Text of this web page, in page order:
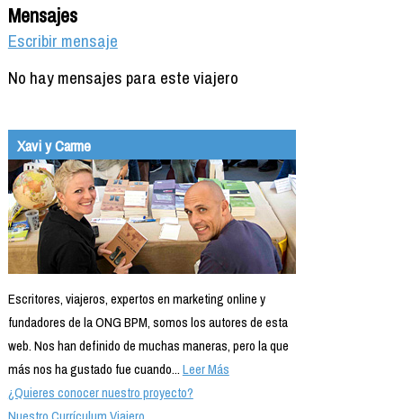
Mensajes
Escribir mensaje
No hay mensajes para este viajero
Xavi y Carme
Escritores, viajeros, expertos en marketing online y
fundadores de la ONG BPM, somos los autores de esta
web. Nos han definido de muchas maneras, pero la que
más nos ha gustado fue cuando...Leer Más
¿Quieres conocer nuestro proyecto?